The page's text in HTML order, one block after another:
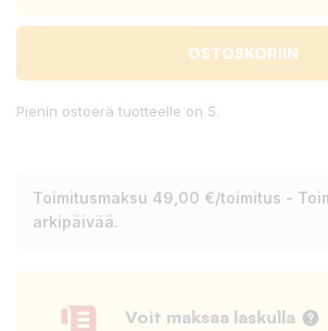
OSTOSKORIIN
Pienin ostoerä tuotteelle on 5.
Toimitusmaksu 49,00 €/toimitus -
arkipäivää.
Voit maksaa laskulla